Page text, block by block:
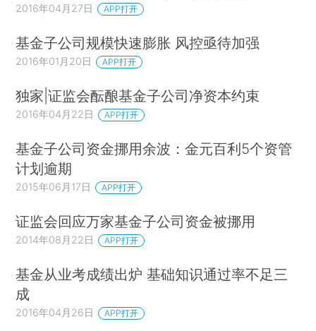
2016年04月27日 APP打开
基金子公司规模快速膨胀 风控亟待加强
2016年01月20日 APP打开
独家|证监会酝酿基金子公司净资本约束
2016年04月22日 APP打开
基金子公司资金挪用余波：金元百利5个资管
计划逾期
2015年06月17日 APP打开
证监会回应万家基金子公司资金被挪用
2014年08月22日 APP打开
基金从业考成绩出炉 基础知识通过率不足三
成
2016年04月26日 APP打开